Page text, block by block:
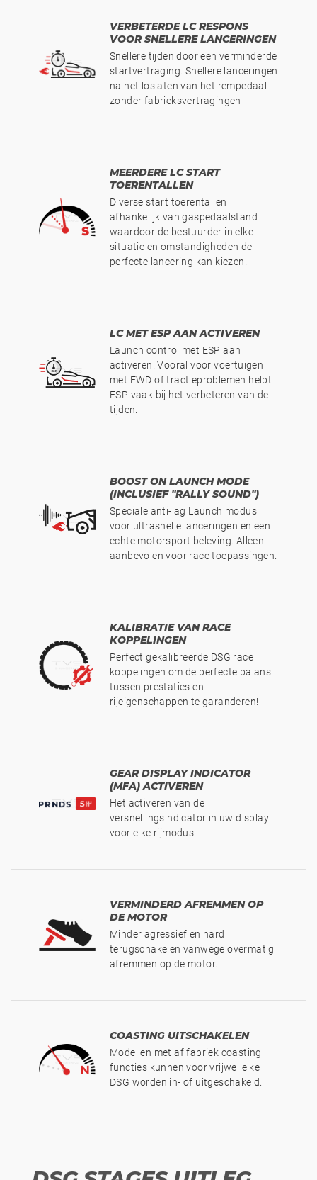
VERBETERDE LC RESPONS
VOOR SNELLERE LANCERINGEN
Snellere tijden door een verminderde
startvertraging. Snellere lanceringen
na het loslaten van het rempedaal
zonder fabrieksvertragingen
MEERDERE LC START
TOERENTALLEN
Diverse start toerentallen
afhankelijk van gaspedaalstand
waardoor de bestuurder in elke
situatie en omstandigheden de
perfecte lancering kan kiezen.
LC MET ESP AAN ACTIVEREN
Launch control met ESP aan
activeren. Vooral voor voertuigen
met FWD of tractieproblemen helpt
ESP vaak bij het verbeteren van de
tijden.
BOOST ON LAUNCH MODE
(INCLUSIEF "RALLY SOUND")
Speciale anti-lag Launch modus
voor ultrasnelle lanceringen en een
echte motorsport beleving. Alleen
aanbevolen voor race toepassingen.
KALIBRATIE VAN RACE
KOPPELINGEN
Perfect gekalibreerde DSG race
koppelingen om de perfecte balans
tussen prestaties en
rijeigenschappen te garanderen!
GEAR DISPLAY INDICATOR
(MFA) ACTIVEREN
Het activeren van de
versnellingsindicator in uw display
voor elke rijmodus.
VERMINDERD AFREMMEN OP
DE MOTOR
Minder agressief en hard
terugschakelen vanwege overmatig
afremmen op de motor.
COASTING UITSCHAKELEN
Modellen met af fabriek coasting
functies kunnen voor vrijwel elke
DSG worden in- of uitgeschakeld.